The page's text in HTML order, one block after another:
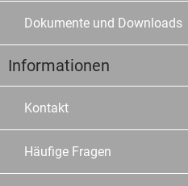
Dokumente und Downloads
Informationen
Kontakt
Häufige Fragen